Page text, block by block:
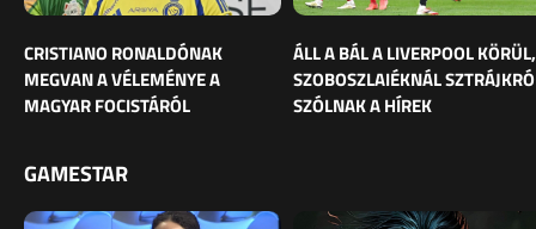
CRISTIANO RONALDÓNAK
MEGVAN A VÉLEMÉNYE A
MAGYAR FOCISTÁRÓL
ÁLL A BÁL A LIVERPOOL KÖRÜL,
SZOBOSZLAIÉKNÁL
SZÓLNAK A HÍREK
GAMESTAR